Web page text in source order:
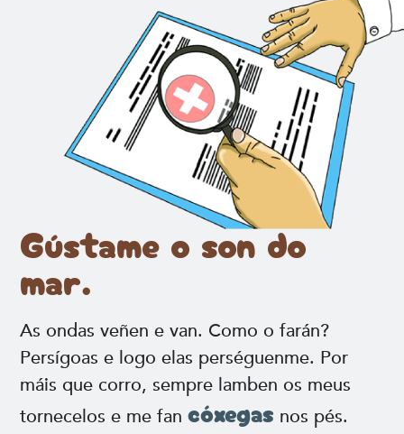
Gústame o son do
mar.
As ondas veñen e van. Como o farán?
Persígoas e logo elas perséguenme. Por
máis que corro, sempre lamben os meus
tornecelos e me fancóxegas nos pés.